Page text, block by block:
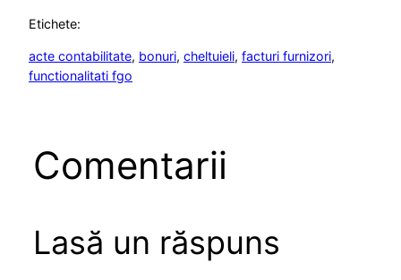
Etichete:
acte contabilitate, bonuri, cheltuieli, facturi furnizori
functionalitati fgo
Comentarii
Lasă un răspuns